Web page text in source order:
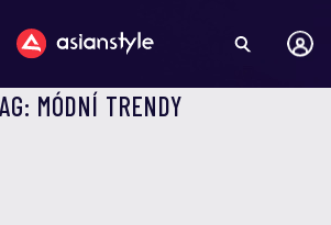
MÓDNÍ TRENDY